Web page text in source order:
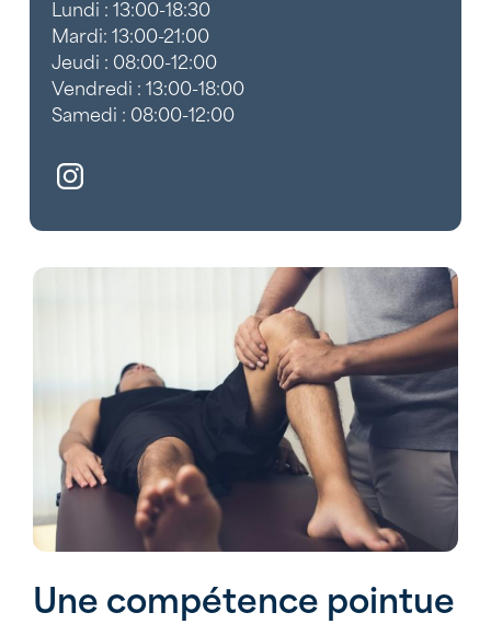
Lundi : 13:00-18:30
Mardi: 13:00-21:00
Jeudi : 08:00-12:00
Vendredi : 13:00-18:00
Samedi : 08:00-12:00
Une compétence pointue